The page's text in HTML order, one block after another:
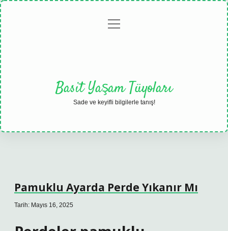
Gizlilikmenüyü
Basit Yaşam Tüyoları
Sade ve keyifli bilgilerle tanış!
Pamuklu Ayarda Perde Yıkanır Mı
Tarih: Mayıs 16, 2025